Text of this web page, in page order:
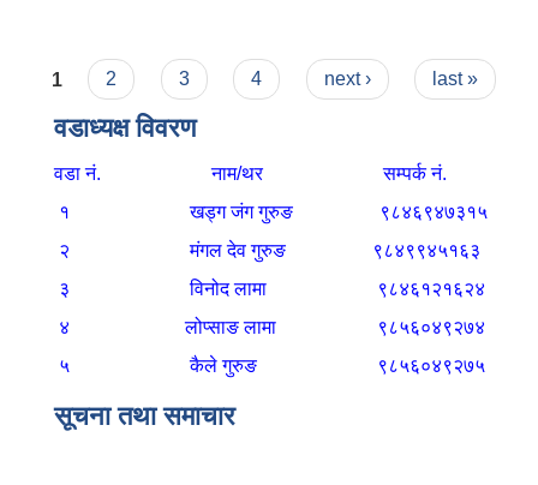
Pages
1 2 3 4 next › last »
वडाध्यक्ष विवरण
वडा नं. नाम/थर सम्पर्क नं.
१खड्ग जंग गुरुङ ९८४६९४७३१५
२मंगल देव गुरुङ ९८४९९४५१६३
३
विनोद लामा ९८४६१२१६२४
४
लोप्साङ लामा
९८५६०४९२७४
५कैले गुरुङ ९८५६०४९२७५
सूचना तथा समाचार